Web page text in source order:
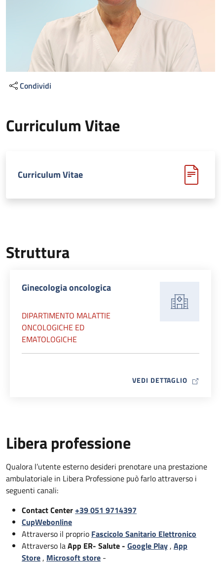
Condividi
Curriculum Vitae
Curriculum Vitae
Struttura
Ginecologia oncologica
DIPARTIMENTO MALATTIE
ONCOLOGICHE ED
EMATOLOGICHE
VEDI DETTAGLIO MAP ICON
Libera professione
Qualora l’utente esterno desideri prenotare una prestazione
ambulatoriale in Libera Professione può farlo attraverso i
seguenti canali:
Contact Center+39 051 9714397
CupWebonline
Attraverso il proprio Fascicolo Sanitario Elettronico
Attraverso laApp ER- Salute - Google Play, App
Store, Microsoft store -